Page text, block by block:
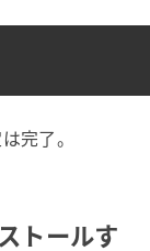
完了。
トールす